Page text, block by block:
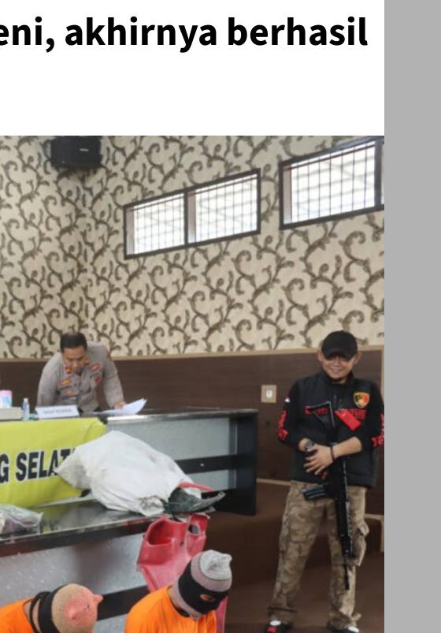
akhirnya berhasil